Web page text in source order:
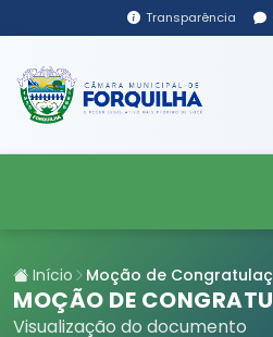
Transparência
Início Moção de
MOÇÃO DE
Visualização do documento